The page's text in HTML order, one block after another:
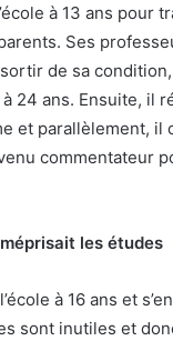
à 13 ans pour
Ses
de sa
24 ans. Ensuite, il
et parallèlement, il
commentateur
les études
à 16 ans et
sont inutiles et